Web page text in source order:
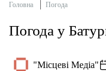
Головна Погода
Погода у
"Місцеві Медіа"